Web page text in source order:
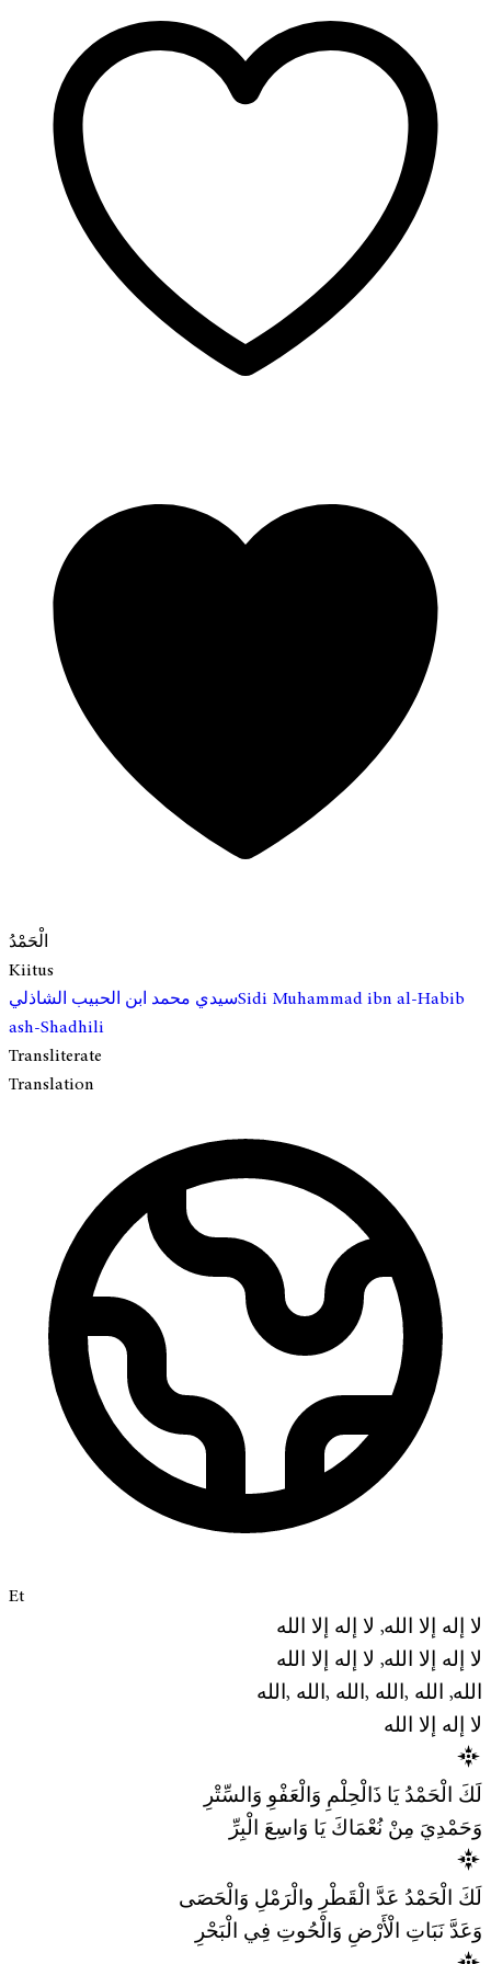
الْحَمْدُ
Kiitus
سيدي محمد ابن الحبيب الشاذليSidi Muhammad ibn al-Habib
ash-Shadhili
Transliterate
Translation
Et
لا إله إلا الله, لا إله إلا الله
لا إله إلا الله, لا إله إلا الله
الله, الله ,الله ,الله ,الله ,الله
لا إله إلا الله
لَكَ الْحَمْدُ يَا ذَالْحِلْمِ وَالْعَفْوِ وَالسِّتْرِ
وَحَمْدِيَ مِنْ نُعْمَاكَ يَا وَاسِعَ الْبِرِّ
لَكَ الْحَمْدُ عَدَّ الْقَطْرِ والْرَمْلِ وَالْحَصَى
وَعَدَّ نَبَاتِ الْأَرْضِ وَالْحُوتِ فِي الْبَحْرِ